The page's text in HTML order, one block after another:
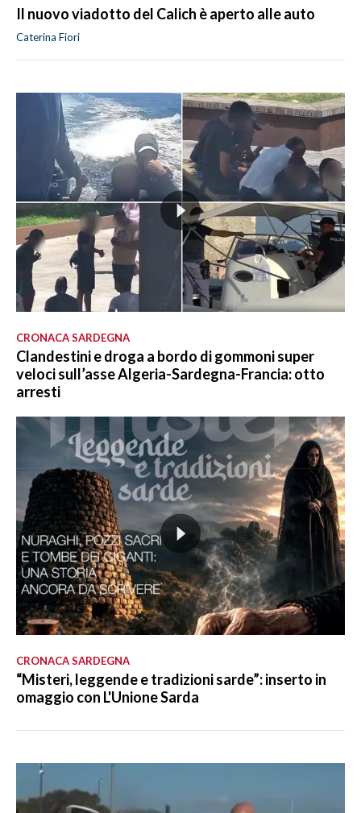
Il nuovo viadotto del Calich è aperto alle auto
Caterina Fiori
CRONACA SARDEGNA
Clandestini e droga a bordo di gommoni super
veloci sull’asse Algeria-Sardegna-Francia: otto
arresti
CRONACA SARDEGNA
“Misteri, leggende e tradizioni sarde”: inserto in
omaggio con L'Unione Sarda